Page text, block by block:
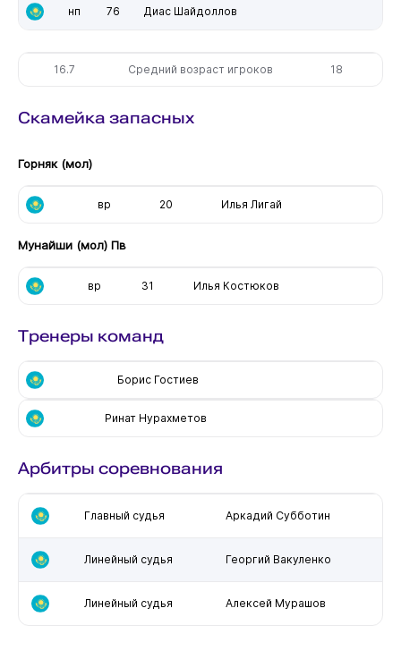
нп 76 Диас Шайдоллов
16.7 Средний возраст игроков 18
Скамейка запасных
Горняк (мол)
вр 20 Илья Лигай
Мунайши (мол) Пв
вр 31 Илья Костюков
Тренеры команд
Борис Гостиев
Ринат Нурахметов
Арбитры соревнования
Главный судья Аркадий Субботин
Линейный судья Георгий Вакуленко
Линейный судья Алексей Мурашов